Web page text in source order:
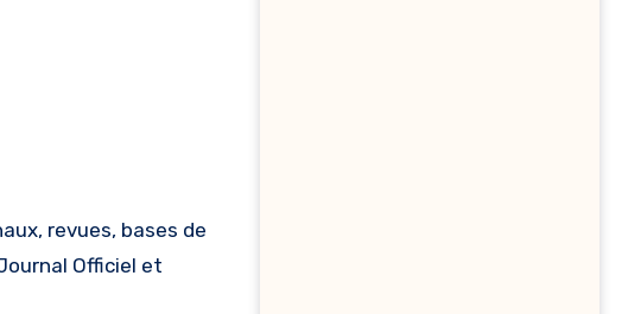
revues, bases de
Officiel et